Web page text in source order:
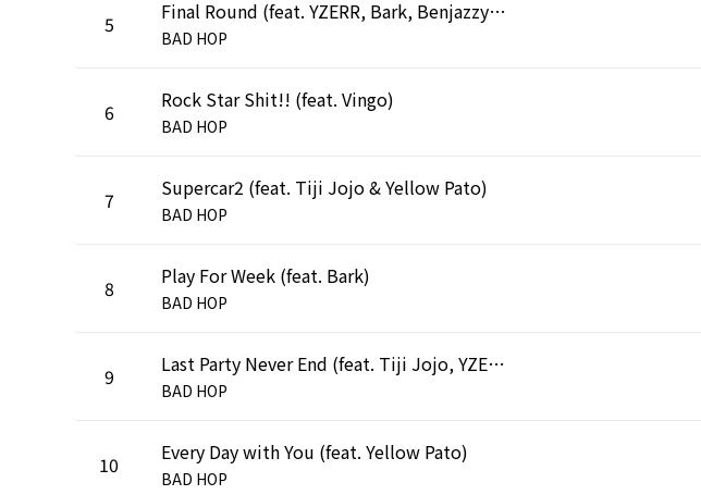
5 Final Round (feat. YZERR, Bark, Benjazzy & Vingo)
BAD HOP
6 Rock Star Shit!! (feat. Vingo)
BAD HOP
7 Supercar2 (feat. Tiji Jojo & Yellow Pato)
BAD HOP
8 Play For Week (feat. Bark)
BAD HOP
9 Last Party Never End (feat. Tiji Jojo, YZERR, Vingo & Yellow Pato)
BAD HOP
10 Every Day with You (feat. Yellow Pato)
BAD HOP